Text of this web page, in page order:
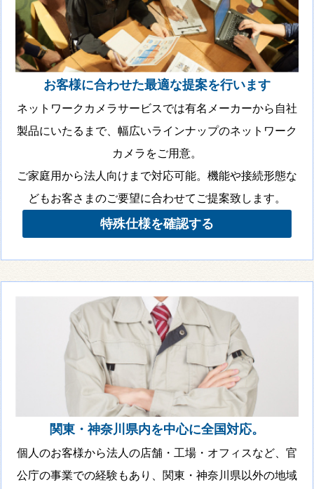
お客様に合わせた最適な提案を行います
ネットワークカメラサービスでは有名メーカーから自社
製品にいたるまで、幅広いラインナップのネットワーク
カメラをご用意。
ご家庭用から法人向けまで対応可能。機能や接続形態な
どもお客さまのご要望に合わせてご提案致します。
特殊仕様を確認する
関東・神奈川県内を中心に全国対応。
個人のお客様から法人の店舗・工場・オフィスなど、官
公庁の事業での経験もあり、関東・神奈川県以外の地域